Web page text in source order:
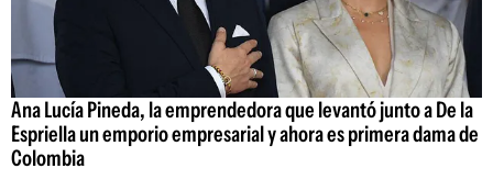
Ana Lucía Pineda, la emprendedora que levantó junto a De la
Espriella un emporio empresarial y ahora es primera dama de
Colombia